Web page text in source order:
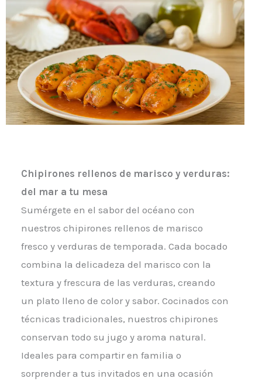
Chipirones rellenos de marisco y verduras:
del mar a tu mesa
Sumérgete en el sabor del océano con
nuestros chipirones rellenos de marisco
fresco y verduras de temporada. Cada bocado
combina la delicadeza del marisco con la
textura y frescura de las verduras, creando
un plato lleno de color y sabor. Cocinados con
técnicas tradicionales, nuestros chipirones
conservan todo su jugo y aroma natural.
Ideales para compartir en familia o
sorprender a tus invitados en una ocasión